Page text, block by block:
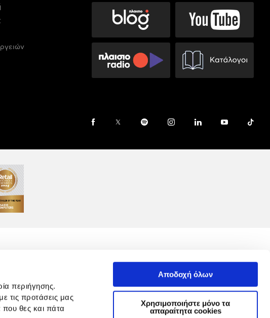
περιήγησης.
τις προτάσεις μας
που θες και πάτα
Αποδοχή όλων
Χρησιμοποιήστε μόνο τα
απαραίτητα cookies
Face
GDPR